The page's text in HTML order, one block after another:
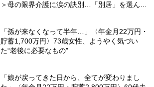
＞母の限界介護に涙の訣別…「別居」を選んだ
「孫が来なくなって半年…」〈年金月22万円・
貯蓄1,700万円〉73歳女性、ようやく気づい
た“老後に必要なもの”
「娘が戻ってきた日から、全てが変わりまし